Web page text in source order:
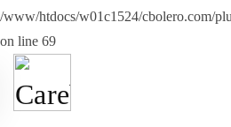
/www/htdocs/w01c1524/cbolero.com/
on line 69